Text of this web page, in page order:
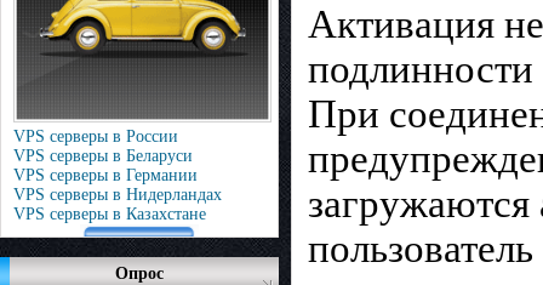
VPS серверы в России
VPS серверы в Беларуси
VPS серверы в Германии
VPS серверы в Нидерландах
VPS серверы в Казахстане
Опрос
Активация
подлинности
При